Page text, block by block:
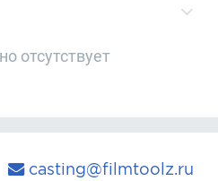
отсутствует
casting@filmtoolz.ru